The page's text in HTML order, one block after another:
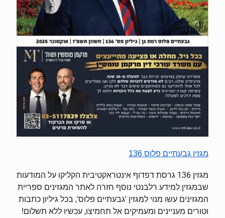
מגזין גבעתיים פלוס 136
מגזין 136 גרסת דפדוף אינטראקטיבית הקליקו על המודעות
שבמגזין למידע רלבנטי נוסף חזרה לאתר המגזינים ספריית
המגזינים עשו מנוי למגזין 'גבעתיים פלוס', בכל גיליון כתבות
וטורים מעניינים ומעמיקים אל תחמיצו, עכשיו ללא תשלום!